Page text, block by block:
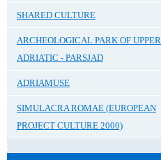
SHARED CULTURE
ARCHEOLOGICAL PARK OF UPPER
ADRIATIC - PARSJAD
ADRIAMUSE
SIMULACRA ROMAE (EUROPEAN
PROJECT CULTURE 2000)